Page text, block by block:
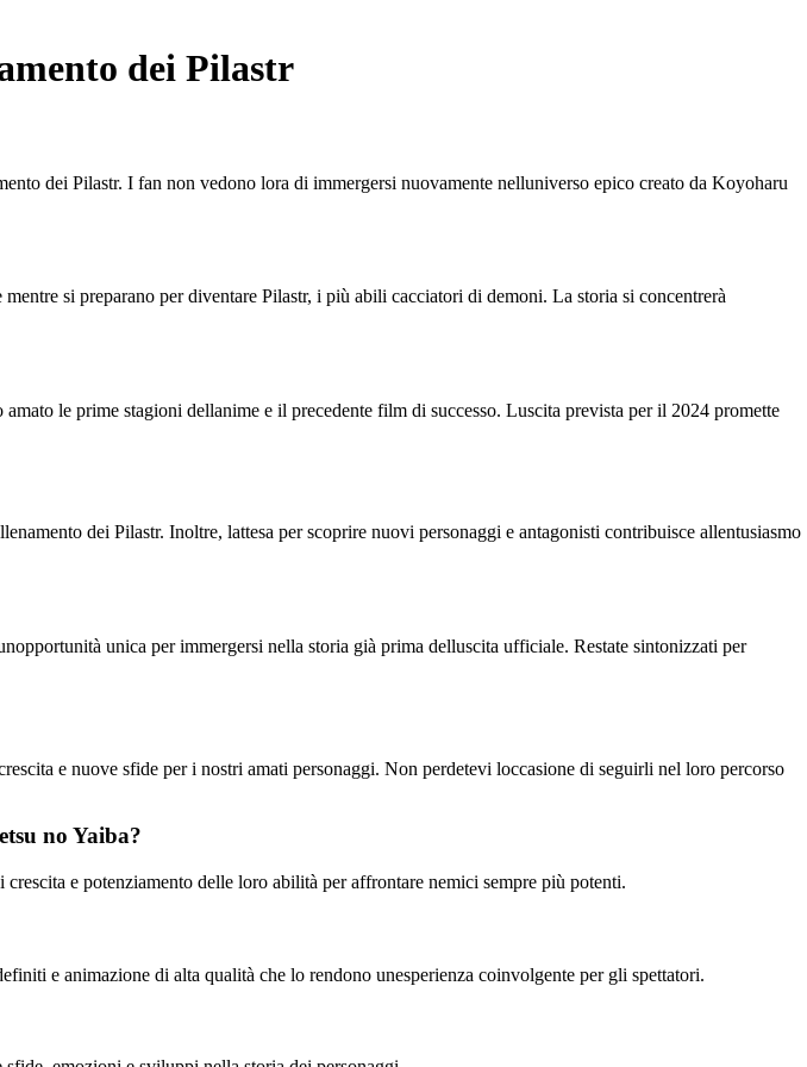
dei Pilastr
dei Pilastr. I fan non vedono lora di immergersi nuovamente nelluniverso epico creato da Koyoharu
si preparano per diventare Pilastr, i più abili cacciatori di demoni. La storia si concentrerà
le prime stagioni dellanime e il precedente film di successo. Luscita prevista per il 2024 promette
dei Pilastr. Inoltre, lattesa per scoprire nuovi personaggi e antagonisti contribuisce allentusiasmo
unica per immergersi nella storia già prima delluscita ufficiale. Restate sintonizzati per
e nuove sfide per i nostri amati personaggi. Non perdetevi loccasione di seguirli nel loro percorso
no Yaiba?
e potenziamento delle loro abilità per affrontare nemici sempre più potenti.
e animazione di alta qualità che lo rendono unesperienza coinvolgente per gli spettatori.